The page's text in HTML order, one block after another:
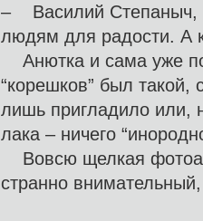
– Василий Степаныч, -
людям для радости. А
Анютка и сама уже
“корешков” был
лишь пригладило или,
лака – ничего
Вовсю щелкая
странно